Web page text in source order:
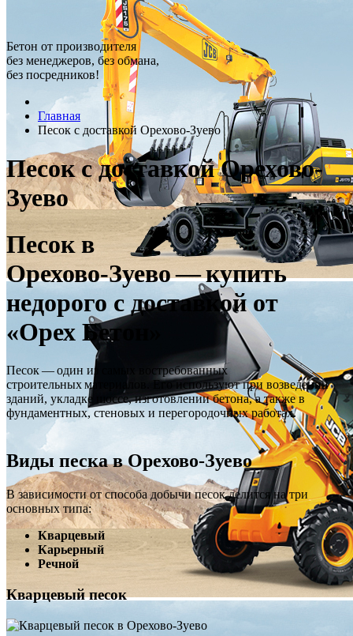
Бетон от производителя
без менеджеров, без обмана,
без посредников!
Главная
Песок c доставкой Орехово-Зуево
Песок c доставкой Орехово-
Зуево
Песок в
Орехово‑Зуево — купить
недорого с доставкой от
«Орех Бетон»
Песок — один из самых востребованных
строительных материалов. Его используют при возведении
зданий, укладке шоссе, изготовлении бетона, а также в
фундаментных, стеновых и перегородочных работах.
Виды песка в Орехово‑Зуево
В зависимости от способа добычи песок делится на три
основных типа:
Кварцевый
Карьерный
Речной
Кварцевый песок